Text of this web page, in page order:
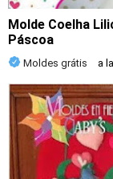
Molde Coelha
Páscoa
Moldes grátis a